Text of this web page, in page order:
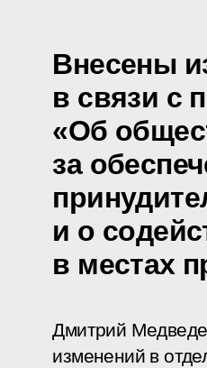
Внесены
в связи с
«Об
за
и о
в местах
Дмитрий
изменений в